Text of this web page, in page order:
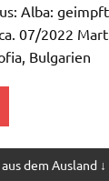
Alba:
07/2022
Bulgarien
dem Ausland ↓